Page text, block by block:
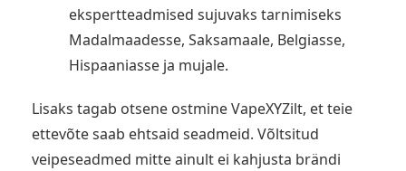
ekspertteadmised sujuvaks tarnimiseks
Madalmaadesse, Saksamaale, Belgiasse,
Hispaaniasse ja mujale.
Lisaks tagab otsene ostmine VapeXYZilt, et teie
ettevõte saab ehtsaid seadmeid. Võltsitud
veipeseadmed mitte ainult ei kahjusta brändi